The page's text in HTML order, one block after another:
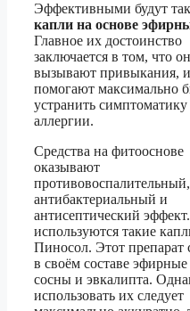
Эффективными будут
капли на основе
Главное их достоинство
заключается в том, что
вызывают привыкания, и
помогают максимально
устранить симптоматику
аллергии.
Средства на фитооснове
оказывают
противовоспалительный,
антибактериальный и
антисептический
используются такие
Пиносол. Этот препарат
в своём составе эфирные
сосны и эвкалипта.
использовать их следует